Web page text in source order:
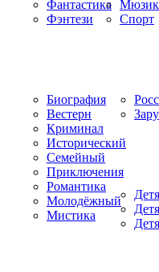
Фантастика
Фэнтези
Спорт
Биография
Вестерн
Криминал
Исторический
Семейный
Приключения
Романтика
Молодёжный
Мистика